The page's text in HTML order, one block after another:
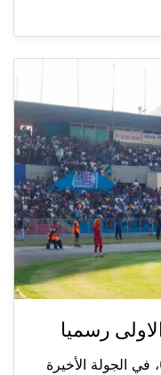
رسميا
فوز طرابلس على السلام زغرتا 1-0، في الجولة الأخيرة